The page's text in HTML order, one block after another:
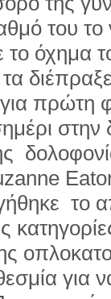
του το
όχημα
πρώτη
στην
το
για